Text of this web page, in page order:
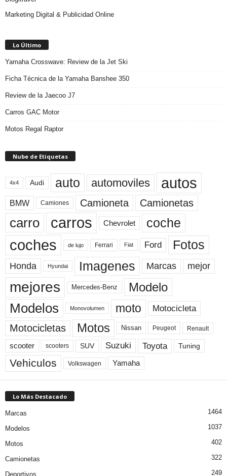
Marketing Digital & Publicidad Online
Lo Último
Yamaha Crosswave: Review de la Jet Ski
Ficha Técnica de la Yamaha Banshee 350
Review de la Jaecoo J7
Carros GAC Motor
Motos Regal Raptor
Nube de Etiquetas
4x4 Audi auto automoviles autos
BMW Camiones Camioneta Camionetas
carro carros Chevrolet coche
coches de lujo Ferrari Fiat Ford Fotos
Honda Hyundai Imagenes Marcas mejor
mejores Mercedes-Benz Modelo
Modelos Monovolumen moto Motocicleta
Motocicletas Motos Nissan Peugeot Renault
scooter scooters SUV Suzuki Toyota Tuning
Vehiculos Volkswagen Yamaha
Lo Más Destacado
Marcas 1464
Modelos 1037
Motos 402
Camionetas 322
Deportivos 249